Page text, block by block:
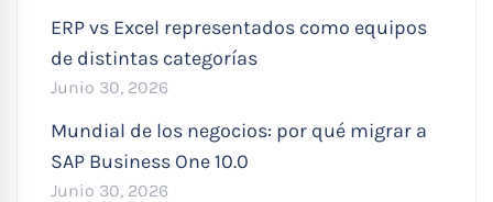
ERP vs Excel representados como equipos
de distintas categorías
Junio 30, 2026
Mundial de los negocios: por qué migrar a
SAP Business One 10.0
Junio 30, 2026